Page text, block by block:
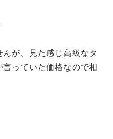
が、見た感じ高級なタ
っていた価格なので相